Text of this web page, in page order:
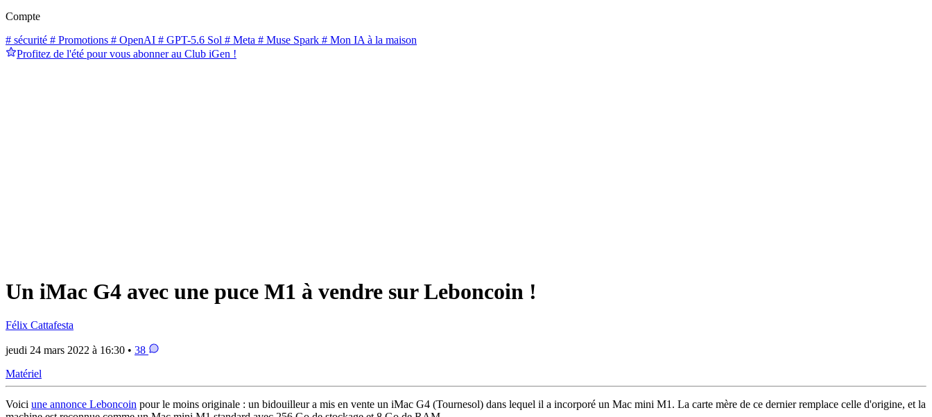
Compte
# sécurité # Promotions # OpenAI # GPT-5.6 Sol # Meta # Muse Spark # Mon IA à la maison
Profitez de l'été pour vous abonner au Club iGen !
Un iMac G4 avec une puce M1 à vendre sur Leboncoin !
Félix Cattafesta
jeudi 24 mars 2022 à 16:30 • 38
Matériel
Voici une annonce Leboncoin pour le moins originale : un bidouilleur a mis en vente un iMac G4 (Tournesol) dans lequel il a incorporé un Mac mini M1. La carte mère de ce dernier remplace celle d'origine, et la